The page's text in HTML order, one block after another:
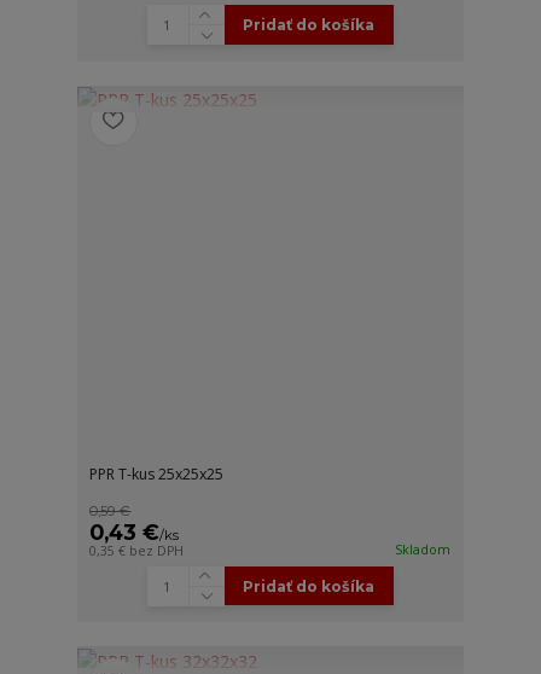
Pridať do košíka
PPR T-kus 25x25x25
0,59 €
0,43 €/ks
0,35 € bez DPH Skladom
Pridať do košíka